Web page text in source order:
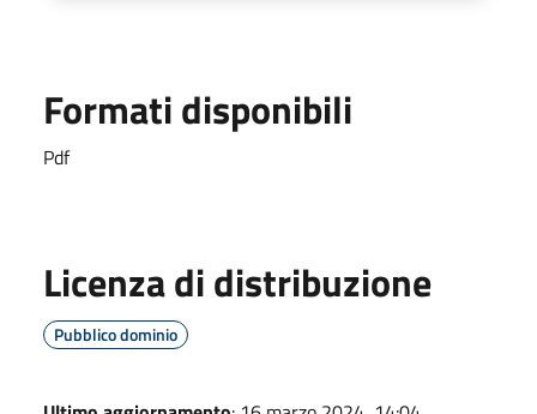
Formati disponibili
Pdf
Licenza di distribuzione
Pubblico dominio